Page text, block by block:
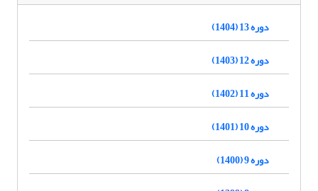
دوره 13 (1404)
دوره 12 (1403)
دوره 11 (1402)
دوره 10 (1401)
دوره 9 (1400)